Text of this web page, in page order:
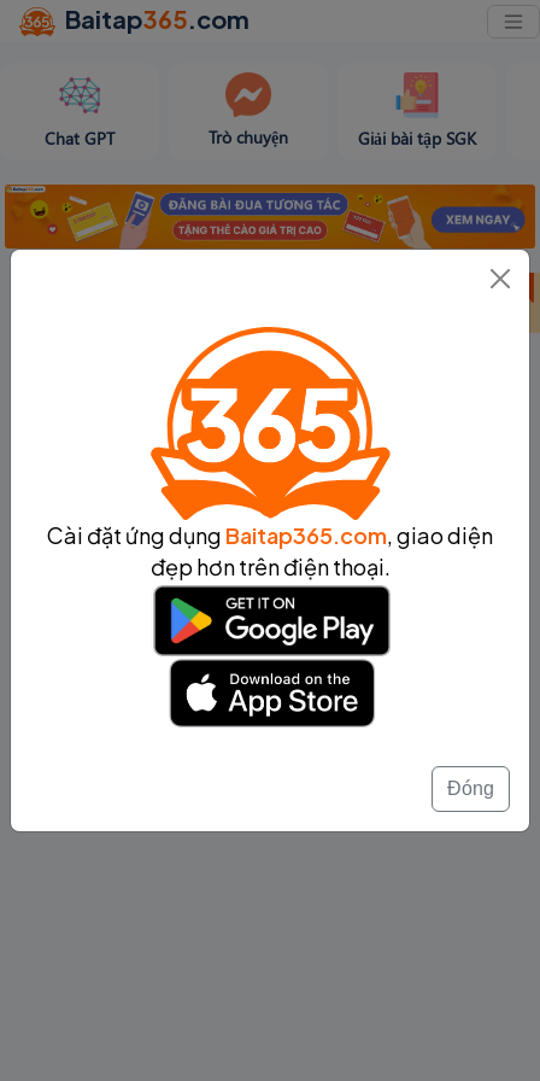
Baitap365.com
Chat GPT Trò chuyện Giải bài tập SGK
Bảng thành tích
Cài đặt ứng dụng Baitap365.com, giao diện
đẹp hơn trên điện thoại.
Đóng